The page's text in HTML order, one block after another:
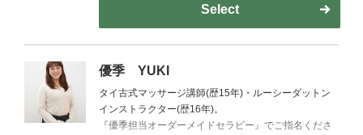
Select
優季 YUKI
タイ古式マッサージ講師(歴15年)・ルーシーダットン
インストラクター(歴16年)。
『優季担当オーダーメイドセラピー』でご指名くださ